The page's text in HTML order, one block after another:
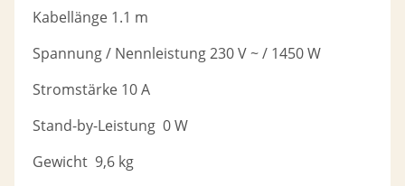
Kabellänge 1.1 m
Spannung / Nennleistung 230 V ~ / 1450 W
Stromstärke 10 A
Stand-by-Leistung 0 W
Gewicht 9,6 kg